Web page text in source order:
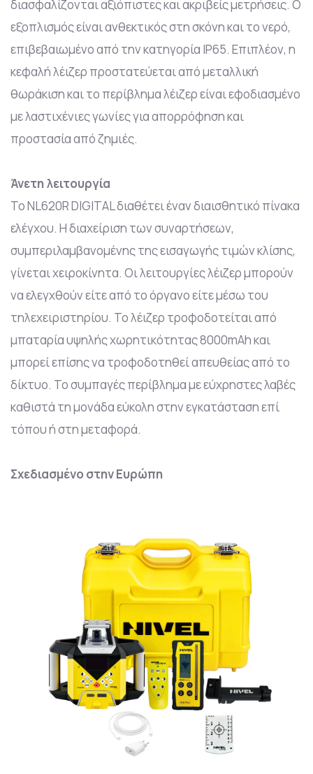
διασφαλίζονται αξιόπιστες και ακριβείς μετρήσεις. Ο
εξοπλισμός είναι ανθεκτικός στη σκόνη και το νερό,
επιβεβαιωμένο από την κατηγορία IP65. Επιπλέον, η
κεφαλή λέιζερ προστατεύεται από μεταλλική
θωράκιση και το περίβλημα λέιζερ είναι εφοδιασμένο
με λαστιχένιες γωνίες για απορρόφηση και
προστασία από ζημιές.
Άνετη λειτουργία
Το NL620R DIGITAL διαθέτει έναν διαισθητικό πίνακα
ελέγχου. Η διαχείριση των συναρτήσεων,
συμπεριλαμβανομένης της εισαγωγής τιμών κλίσης,
γίνεται χειροκίνητα. Οι λειτουργίες λέιζερ μπορούν
να ελεγχθούν είτε από το όργανο είτε μέσω του
τηλεχειριστηρίου. Το λέιζερ τροφοδοτείται από
μπαταρία υψηλής χωρητικότητας 8000mAh και
μπορεί επίσης να τροφοδοτηθεί απευθείας από το
δίκτυο. Το συμπαγές περίβλημα με εύχρηστες λαβές
καθιστά τη μονάδα εύκολη στην εγκατάσταση επί
τόπου ή στη μεταφορά.
Σχεδιασμένο στην Ευρώπη